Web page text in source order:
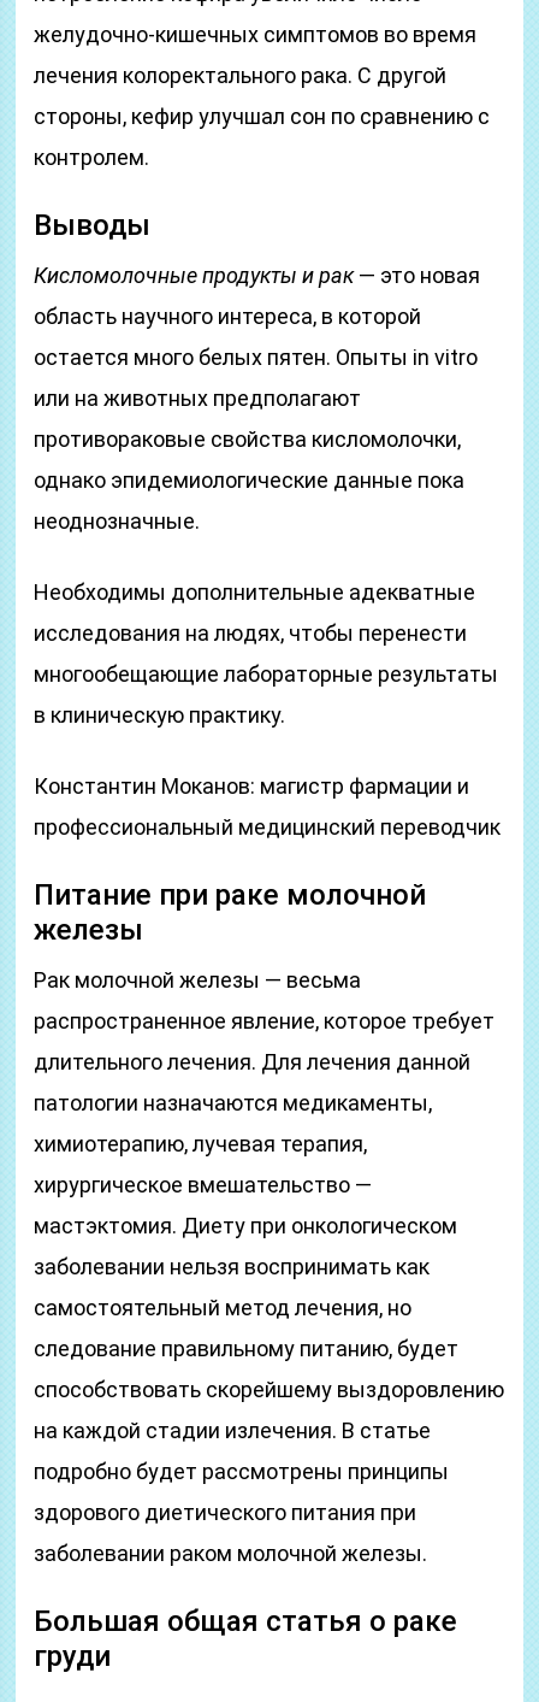
желудочно-кишечных симптомов во время
лечения колоректального рака. С другой
стороны, кефир улучшал сон по сравнению с
контролем.
Выводы
Кисломолочные продукты и рак— это новая
область научного интереса, в которой
остается много белых пятен. Опыты in vitro
или на животных предполагают
противораковые свойства кисломолочки,
однако эпидемиологические данные пока
неоднозначные.
Необходимы дополнительные адекватные
исследования на людях, чтобы перенести
многообещающие лабораторные результаты
в клиническую практику.
Константин Моканов: магистр фармации и
профессиональный медицинский переводчик
Питание при раке молочной
железы
Рак молочной железы — весьма
распространенное явление, которое требует
длительного лечения. Для лечения данной
патологии назначаются медикаменты,
химиотерапию, лучевая терапия,
хирургическое вмешательство —
мастэктомия. Диету при онкологическом
заболевании нельзя воспринимать как
самостоятельный метод лечения, но
следование правильному питанию, будет
способствовать скорейшему выздоровлению
на каждой стадии излечения. В статье
подробно будет рассмотрены принципы
здорового диетического питания при
заболевании раком молочной железы.
Большая общая статья о раке
груди